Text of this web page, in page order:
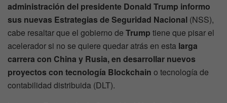
administración del presidente Donald Trump informo
sus nuevas Estrategias de Seguridad Nacional (NSS),
cabe resaltar que el gobierno de Trump tiene que pisar el
acelerador si no se quiere quedar atrás en esta larga
carrera con China y Rusia, en desarrollar nuevos
proyectos con tecnología Blockchain o tecnología de
contabilidad distribuida (DLT).